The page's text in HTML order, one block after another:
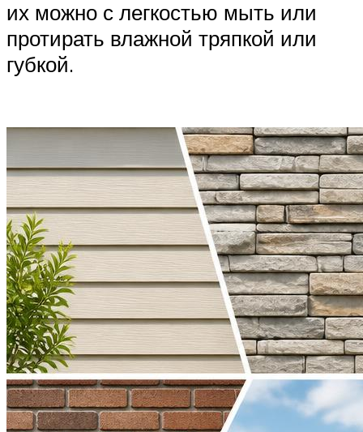
их можно с легкостью мыть или
протирать влажной тряпкой или
губкой.